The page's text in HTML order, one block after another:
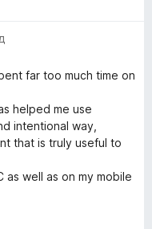
far too much time on
helped me use
intentional way,
that is truly useful to
as well as on my mobile